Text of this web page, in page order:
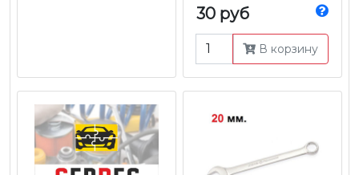
30 руб
В корзину